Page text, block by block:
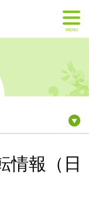
MENU
情報（日